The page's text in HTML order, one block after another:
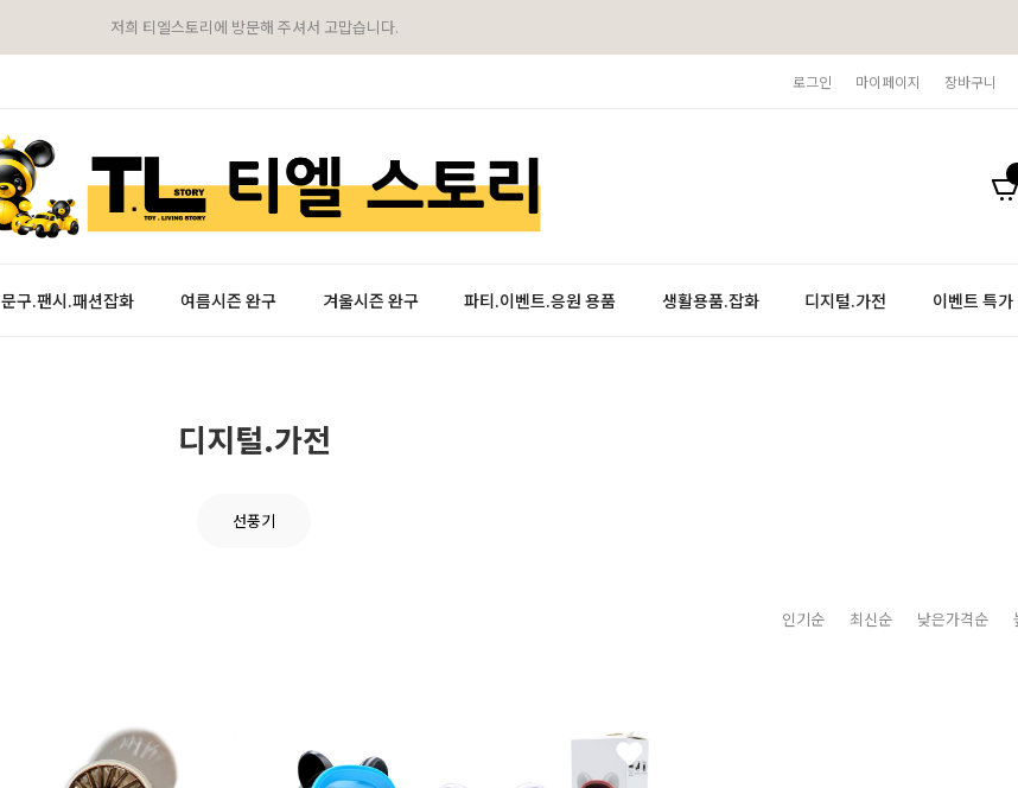
저희 티엘스토리에 방문해 주셔서 고맙습니다.
로그인 마이페이지 장바구니
문구.팬시.패션잡화 여름시즌 완구 겨울시즌 완구 파티.이벤트.응원 용품 생활용품.잡화 디지털.가전 이벤트 특가
디지털.가전
선풍기
인기순 최신순 낮은가격순